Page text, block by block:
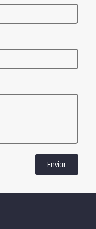
Enviar